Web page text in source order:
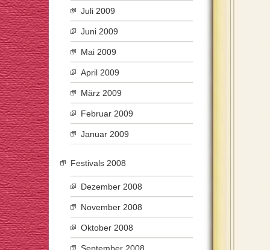
Juli 2009
Juni 2009
Mai 2009
April 2009
März 2009
Februar 2009
Januar 2009
Festivals 2008
Dezember 2008
November 2008
Oktober 2008